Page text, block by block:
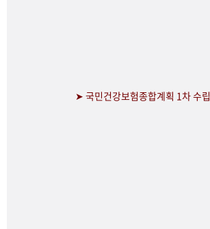
➤ 국민건강보험종합계획 1차 수립